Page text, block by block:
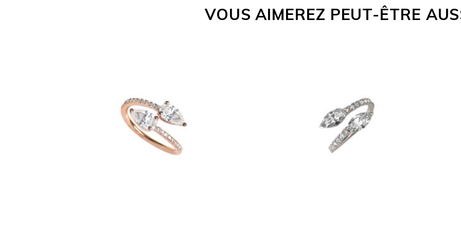
VOUS AIMEREZ PEUT-ÊTRE
BAGUE IRIS VERSUS PEAR
€2,050–€7,890
MARQUISE
2,050–€10,130